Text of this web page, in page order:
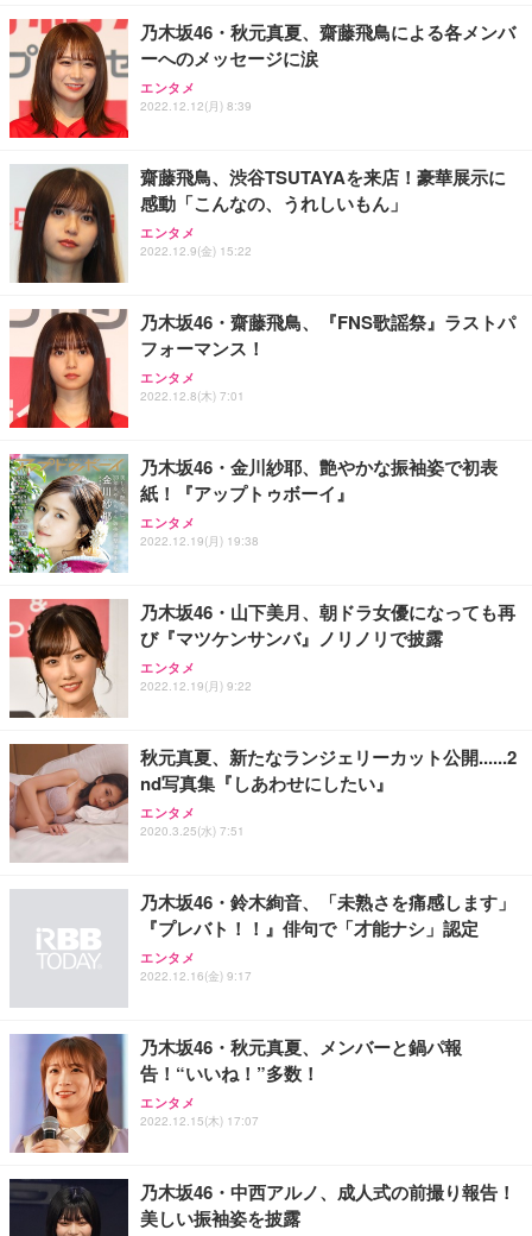
務用 おしゃれ パソコンチェア (ブラック)
Sezlife オフィスチェア デスクチェア 疲れない テレ
ワーク チェア 強化バックレスト 30度ロッキング機
能 人間工学 椅子 腰サポート 90度跳ね上げ式アーム
務用 おしゃれ パソコンチェア (ホワイト)
ANDWINT オフィスチェア デスクチェア 肘なし メ
ッシュ 通気性 ランバーサポート付き 腰サポート ガ
ス圧無段階昇降 360度回転 キャスター付き コンパク
【整備済み品】Dell E2724HS 27インチ 液晶モニタ
ー フルHD（1920×1080）VA 非光沢 HDMI/DisplayP
ort/VGA スピーカー内蔵 高さ調整 スイベル VESA対
【MiniLED/24.5inch/280Hz/FHD】GRAPHT THE S
HOOTER Gaming Monitor 24” Essential ゲーミン
グモニター QD 24.5インチ 1ms FHD 量子ドット 残
Smart Basic(スマートベーシック) 【Amazon.co.jp
限定】 Smart Basic アイリスオーヤマ ペットシーツ
超厚型 お徳用 ワイド 100枚入 (x 1) (ケース販売)
アイリスオーヤマ ペットシーツ 超厚型 お徳用 レギ
ュラー 200枚入【Amazon.co.jp限定】
乃木坂46・秋元真夏、齋藤飛鳥による各メンバ
ーへのメッセージに涙
エンタメ
2022.12.12(月) 8:39
齋藤飛鳥、渋谷TSUTAYAを来店！豪華展示に
感動「こんなの、うれしいもん」
エンタメ
2022.12.9(金) 15:22
乃木坂46・齋藤飛鳥、『FNS歌謡祭』ラストパ
フォーマンス！
エンタメ
2022.12.8(木) 7:01
乃木坂46・金川紗耶、艶やかな振袖姿で初表
紙！『アップトゥボーイ』
エンタメ
2022.12.19(月) 19:38
乃木坂46・山下美月、朝ドラ女優になっても再
び『マツケンサンバ』ノリノリで披露
エンタメ
2022.12.19(月) 9:22
秋元真夏、新たなランジェリーカット公開......2
nd写真集『しあわせにしたい』
エンタメ
2020.3.25(水) 7:51
乃木坂46・鈴木絢音、「未熟さを痛感します」
『プレバト！！』俳句で「才能ナシ」認定
エンタメ
2022.12.16(金) 9:17
乃木坂46・秋元真夏、メンバーと鍋パ報
告！“いいね！”多数！
エンタメ
2022.12.15(木) 17:07
乃木坂46・中西アルノ、成人式の前撮り報告！
美しい振袖姿を披露